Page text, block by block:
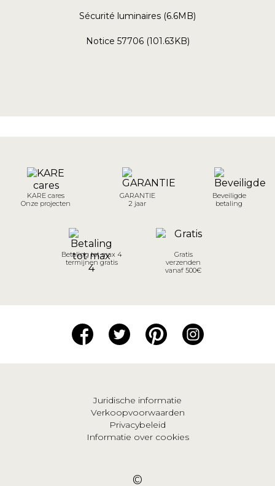
Sécurité luminaires (6.6MB)
Notice 57706 (101.63KB)
KARE cares
Onze projecten
GARANTIE
2 jaar
Beveiligde
betaling
Betaling tot max 4
termijnen gratis
Gratis
verzenden
vanaf 500€
Juridische informatie
Verkoopvoorwaarden
Privacybeleid
Informatie over cookies
©